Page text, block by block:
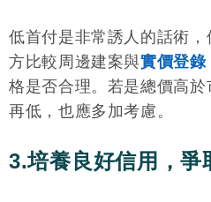
低首付是非常誘人的話術
方比較周邊建案與實價登錄
格是否合理。若是總價高
再低，也應多加考慮。
3.培養良好信用，爭